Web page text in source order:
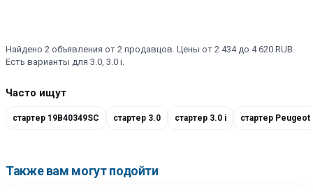
Найдено 2 объявления от 2 продавцов. Цены от 2 434 до 4 620 RUB.
Есть варианты для 3.0, 3.0 i.
Часто ищут
стартер 19B40349SC стартер 3.0 стартер 3.0 i стартер
Также вам могут подойти